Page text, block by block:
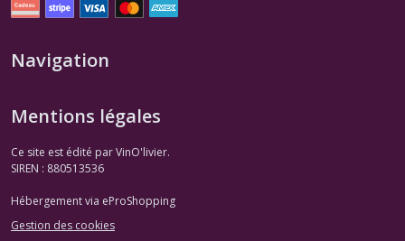
Navigation
Mentions légales
Ce site est édité par VinO'livier.
SIREN : 880513536
Hébergement via eProShopping
Gestion des cookies